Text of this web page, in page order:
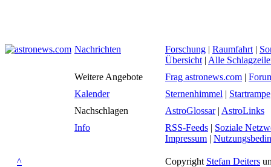
Nachrichten Forschung | Raumfahrt |
Übersicht | Alle
Weitere Angebote
Frag astronews.com |
Kalender
Sternenhimmel | Startrampe
Nachschlagen
AstroGlossar| AstroLinks
Info
RSS-Feeds | Soziale
Impressum |
^ Copyright Stefan Deiters